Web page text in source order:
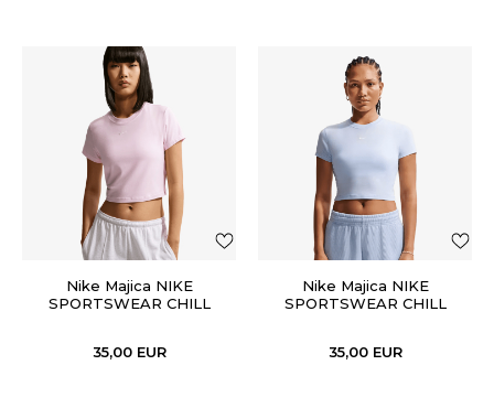
Nike Majica NIKE
SPORTSWEAR CHILL
35,00 EUR
Nike Majica NIKE
SPORTSWEAR CHILL
35,00 EUR